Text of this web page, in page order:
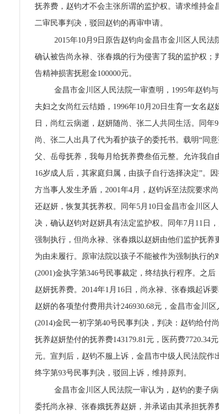
抚养费，赵钧才不会主张所谓的监护权。请求维持金
二审民事判决，驳回赵钧的再审申请。
2015年10月9日原告赵钧向金昌市金川区人民法
确认被告尚永禄、张春娥的行为侵害了我的监护权；
告精神损害抚慰金100000元。
金昌市金川区人民法院一审查明，1995年赵钧
夫妇之女尚红云结婚，1996年10月20日生育一女名赵
日，尚红云病逝，赵妍随尚、张二人共同生活。同年
尚、张二人出具了代为看护孩子的委托书。载明“同
父、岳母抚养，我每月给抚养费叁佰元整。允许我自
16岁成人后，其家庭归属，由孩子自行选择决定”。
方当事人发生矛盾，2001年4月，赵钧诉至法院要求
还赵妍，恢复其抚养权。同年5月10日金昌市金川区
决，确认赵钧对赵妍具有法定监护权。同年7月11日
强制执行，但尚永禄、张春娥以赵妍由他们监护抚养
为由未履行。原审法院以孩子不能被作为强制执行的
(2001)金执字第346号民事裁定，终结执行程序。之
赵妍抚养费。2014年1月16日，尚永禄、张春娥起诉
赵妍的各项垫付费用共计246930.68元，金昌市金川
(2014)金民一初字第40号民事判决，判决：赵钧给付
抚养赵妍垫付的抚养费143179.81元，医药费7720.34
元。宣判后，赵钧不服上诉，金昌市中级人民法院作
终字第93号民事判决，驳回上诉，维持原判。
金昌市金川区人民法院一审认为，赵钧的妻子
委托尚永禄、张春娥抚养赵妍，并承诺由其承担抚养